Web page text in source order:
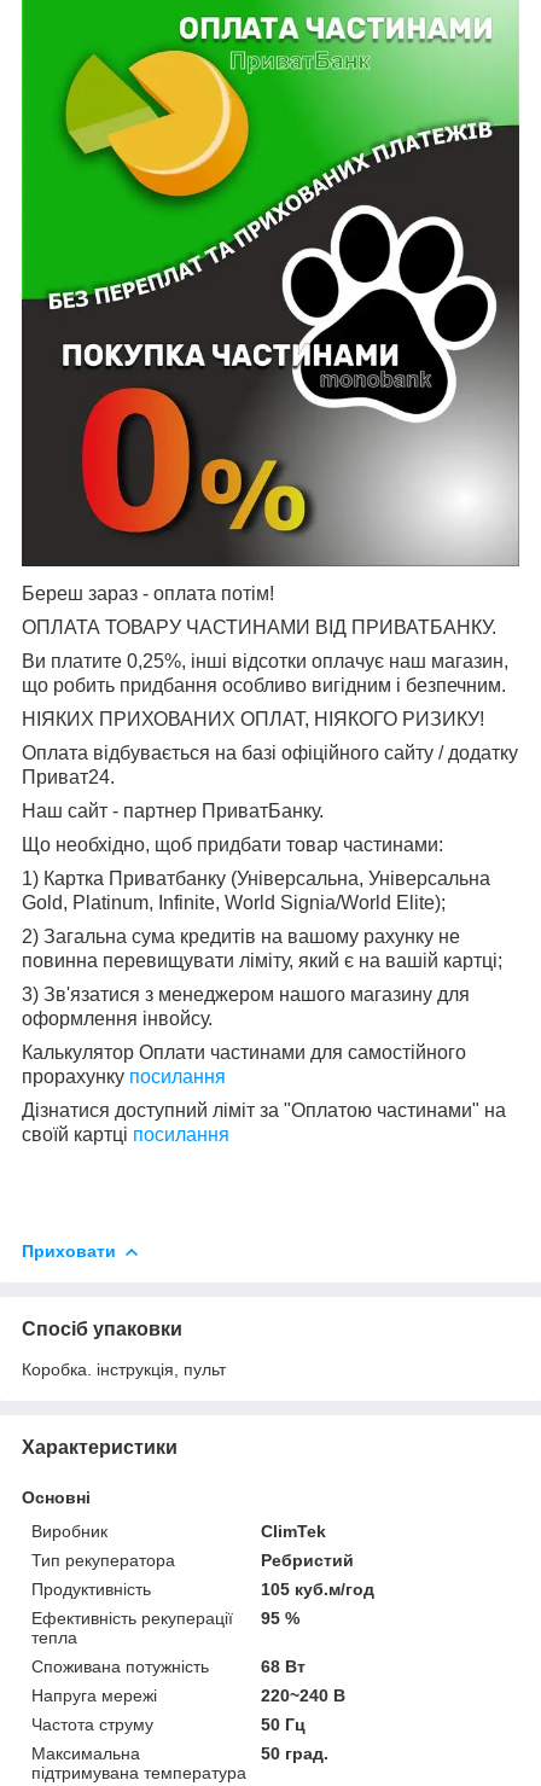
Береш зараз - оплата потім!
ОПЛАТА ТОВАРУ ЧАСТИНАМИ ВІД ПРИВАТБАНКУ.
Ви платите 0,25%, інші відсотки оплачує наш магазин,
що робить придбання особливо вигідним і безпечним.
НІЯКИХ ПРИХОВАНИХ ОПЛАТ, НІЯКОГО РИЗИКУ!
Оплата відбувається на базі офіційного сайту / додатку
Приват24.
Наш сайт - партнер ПриватБанку.
Що необхідно, щоб придбати товар частинами:
1) Картка Приватбанку (Універсальна, Універсальна
Gold, Platinum, Infinite, World Signia/World Elite);
2) Загальна сума кредитів на вашому рахунку не
повинна перевищувати ліміту, який є на вашій картці;
3) Зв'язатися з менеджером нашого магазину для
оформлення інвойсу.
Калькулятор Оплати частинами для самостійного
прорахунку посилання
Дізнатися доступний ліміт за "Оплатою частинами" на
своїй картці посилання
Приховати
Спосіб упаковки
Коробка. інструкція, пульт
Характеристики
Основні
Виробник
ClimTek
Тип рекуператора
Ребристий
Продуктивність
105 куб.м/год
Ефективність рекуперації
тепла
95 %
Споживана потужність
68 Вт
Напруга мережі
220~240 В
Частота струму
50 Гц
Максимальна
підтримувана температура
50 град.